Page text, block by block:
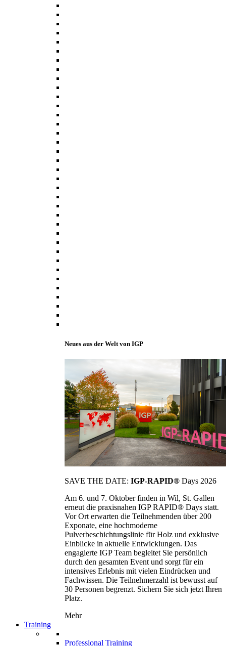
Neues aus der Welt von IGP
SAVE THE DATE: IGP-RAPID® Days 2026
Am 6. und 7. Oktober finden in Wil, St. Gallen
erneut die praxisnahen IGP RAPID® Days statt.
Vor Ort erwarten die Teilnehmenden über 200
Exponate, eine hochmoderne
Pulverbeschichtungslinie für Holz und exklusive
Einblicke in aktuelle Entwicklungen. Das
engagierte IGP Team begleitet Sie persönlich
durch den gesamten Event und sorgt für ein
intensives Erlebnis mit vielen Eindrücken und
Fachwissen. Die Teilnehmerzahl ist bewusst auf
30 Personen begrenzt. Sichern Sie sich jetzt Ihren
Platz.
Mehr
Training
Professional Training